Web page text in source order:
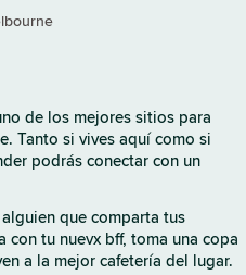
de los mejores sitios para
Tanto si vives aquí como si
podrás conectar con un
que comparta tus
con tu nuevx bff, toma una copa
a la mejor cafetería del lugar.